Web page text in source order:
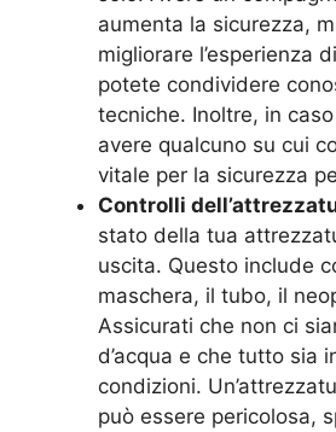
aumenta la sicurezza,
migliorare l’esperienza
potete condividere
tecniche. Inoltre, in
avere qualcuno su cui
vitale per la sicurezza
Controlli
stato della tua
uscita. Questo include
maschera, il tubo, il
Assicurati che non ci
d’acqua e che tutto sia
condizioni.
può essere pericolosa,